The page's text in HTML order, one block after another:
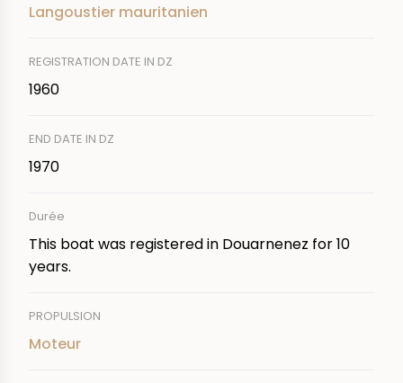
Langoustier mauritanien
REGISTRATION DATE IN DZ
1960
END DATE IN DZ
1970
Durée
This boat was registered in Douarnenez for 10
years.
PROPULSION
Moteur